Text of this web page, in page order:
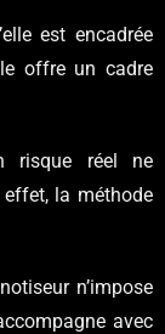
est encadrée
offre un cadre
risque réel ne
la méthode
n’impose
avec